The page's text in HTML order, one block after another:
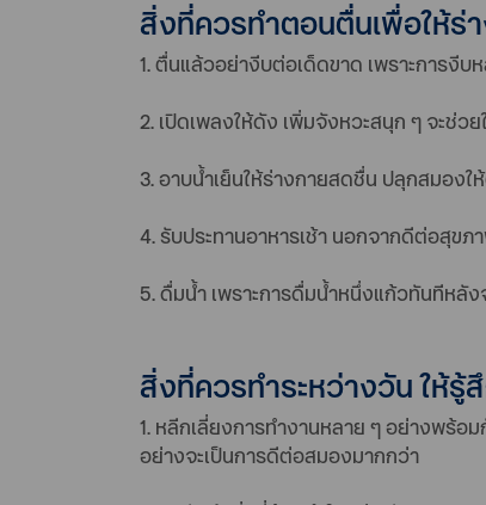
สิ่งที่ควรทำตอนตื่นเพื่อให้ร่
1. ตื่นแล้วอย่างีบต่อเด็ดขาด เพราะการงีบ
2. เปิดเพลงให้ดัง เพิ่มจังหวะสนุก ๆ จะช่
3. อาบน้ำเย็นให้ร่างกายสดชื่น ปลุกสมองใ
4. รับประทานอาหารเช้า นอกจากดีต่อสุข
5. ดื่มน้ำ เพราะการดื่มน้ำหนึ่งแก้วทันทีหลั
สิ่งที่ควรทำระหว่างวัน ให้รู้
1. หลีกเลี่ยงการทำงานหลาย ๆ อย่างพร้อม
อย่างจะเป็นการดีต่อสมองมากกว่า